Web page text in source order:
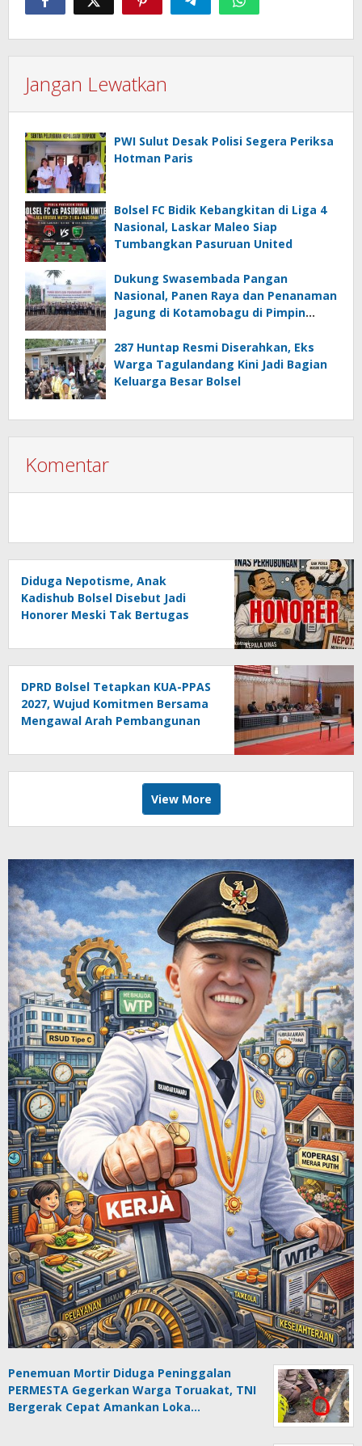
Jangan Lewatkan
PWI Sulut Desak Polisi Segera Periksa
Hotman Paris
Bolsel FC Bidik Kebangkitan di Liga 4
Nasional, Laskar Maleo Siap
Tumbangkan Pasuruan United
Dukung Swasembada Pangan
Nasional, Panen Raya dan Penanaman
Jagung di Kotamobagu di Pimpin
287 Huntap Resmi Diserahkan, Eks
Warga Tagulandang Kini Jadi Bagian
Keluarga Besar Bolsel
Komentar
Diduga Nepotisme, Anak
Kadishub Bolsel Disebut Jadi
Honorer Meski Tak Bertugas
DPRD Bolsel Tetapkan KUA-PPAS
2027, Wujud Komitmen Bersama
Mengawal Arah Pembangunan
View More
Penemuan Mortir Diduga Peninggalan
PERMESTA Gegerkan Warga Toruakat, TNI
Bergerak Cepat Amankan Loka…